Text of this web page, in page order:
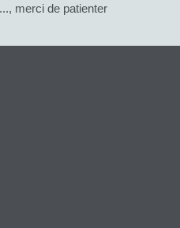
merci de patienter